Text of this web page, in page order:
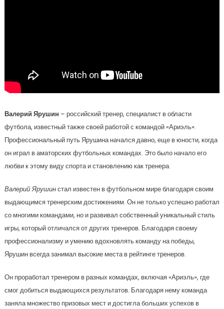
Валерий Ярушин – российский тренер, специалист в области
футбола, известный также своей работой с командой «Ариэль».
Профессиональный путь Ярушина начался давно, еще в юности, когда
он играл в аматорских футбольных командах. Это было начало его
любви к этому виду спорта и становлению как тренера.
Валерий Ярушинстал известен в футбольном мире благодаря своим
выдающимся тренерским достижениям. Он не только успешно работал
со многими командами, но и развивал собственный уникальный стиль
игры, который отличался от других тренеров. Благодаря своему
профессионализму и умению вдохновлять команду на победы,
Ярушин всегда занимал высокие места в рейтинге тренеров.
Он проработал тренером в разных командах, включая «Ариэль», где
смог добиться выдающихся результатов. Благодаря нему команда
заняла множество призовых мест и достигла больших успехов в